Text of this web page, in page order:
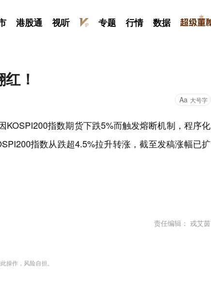
港股通 视听 专题 行情 数据
！
Aa 大号字
KOSPI200指数期货下跌5%而触发熔断机制，程序化
指数从跌超4.5%拉升转涨，截至发稿涨幅已扩
责任编辑： 戎艾茵
操作，风险自担。